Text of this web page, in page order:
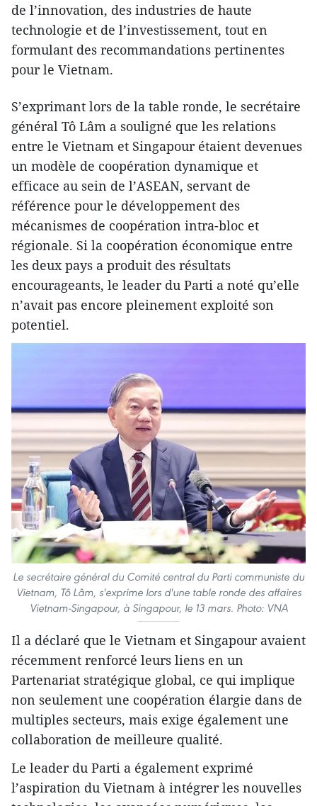
de l’innovation, des industries de haute
technologie et de l’investissement, tout en
formulant des recommandations pertinentes
pour le Vietnam.
S’exprimant lors de la table ronde, le secrétaire
général Tô Lâm a souligné que les relations
entre le Vietnam et Singapour étaient devenues
un modèle de coopération dynamique et
efficace au sein de l’ASEAN, servant de
référence pour le développement des
mécanismes de coopération intra-bloc et
régionale. Si la coopération économique entre
les deux pays a produit des résultats
encourageants, le leader du Parti a noté qu’elle
n’avait pas encore pleinement exploité son
potentiel.
Le secrétaire général du Comité central du Parti communiste du
Vietnam, Tô Lâm, s'exprime lors d'une table ronde des affaires
Vietnam-Singapour, à Singapour, le 13 mars. Photo: VNA
Il a déclaré que le Vietnam et Singapour avaient
récemment renforcé leurs liens en un
Partenariat stratégique global, ce qui implique
non seulement une coopération élargie dans de
multiples secteurs, mais exige également une
collaboration de meilleure qualité.
Le leader du Parti a également exprimé
l’aspiration du Vietnam à intégrer les nouvelles